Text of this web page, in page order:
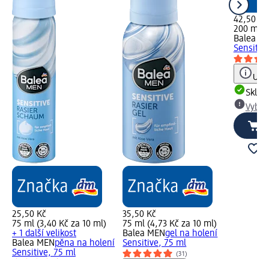
25,50 Kč
75 ml (3,40 Kč za 10 ml)
+ 1 další velikost
Balea MENpěna na holení
Sensitive, 75 ml
35,50 Kč
75 ml (4,73 Kč za 10 ml)
Balea MENgel na holení
Sensitive, 75 ml
(31)
42,50 Kč
200 ml
Balea